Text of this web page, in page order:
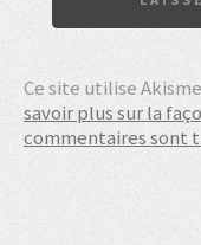
Ce site utilise
savoir plus sur la
commentaires sont